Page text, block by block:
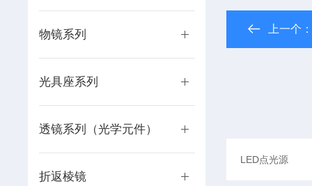
物镜系列
光具座系列
透镜系列（光学元件）
折返棱镜
上一个